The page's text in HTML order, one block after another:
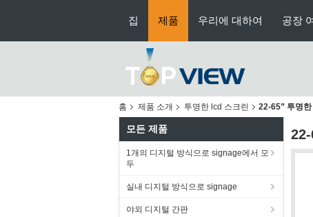
집 제품 우리에 대하여 공장
홈 제품 소개 투명한 lcd 스크린 22-65” 투명
모든 제품
1개의 디지털 방식으로 signage에서 모
두
실내 디지털 방식으로 signage
야외 디지털 간판